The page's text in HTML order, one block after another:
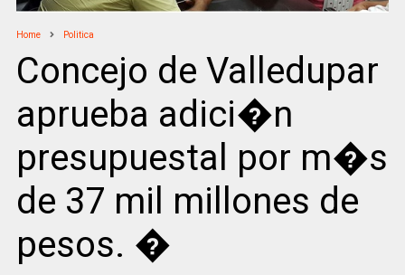
Home Politica
Concejo de Valledupar
aprueba adici�n
presupuestal por m�s
de 37 mil millones de
pesos. �